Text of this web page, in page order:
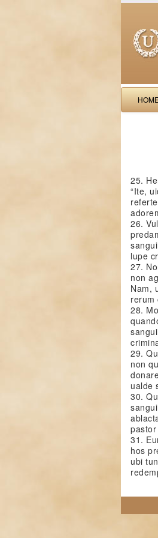
25.
“Ite,
26.
lupe
27.
non
Nam,
rerum
28.
29.
non
ualde
30.
31.
hos
ubi